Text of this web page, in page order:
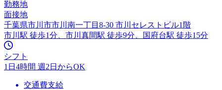
勤務地
面接地
千葉県市川市市川南一丁目8-30 市川セレストビル1階
市川駅 徒歩1分、市川真間駅 徒歩9分、国府台駅 徒歩15分
シフト
1日4時間 週2日からOK
交通費支給